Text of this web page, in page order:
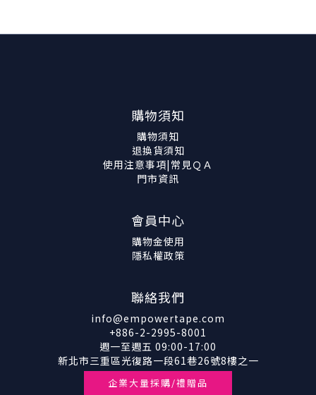
購物須知
購物須知
退換貨須知
使用注意事項|常見ＱＡ
門市資訊
會員中心
購物金使用
隱私權政策
聯絡我們
info@empowertape.com
+886-2-2995-8001
週一至週五 09:00-17:00
新北市三重區光復路一段61巷26號8樓之一
企業大量採購/禮贈品